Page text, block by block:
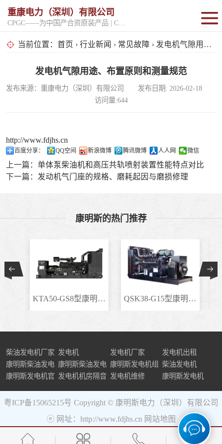
重康电力（深圳）有限公司
当前位置： 首页 › 行业新闻 › 常见故障 › 发电机气隙用途、布置原则和测量规范
发电机气隙用途、布置原则和测量规范
发布来源：重康电力（深圳）有限公司 发布日期: 2026-02-18
访问量:644
http://www.fdjhs.cn
百度分享： QQ空间 新浪微博 腾讯微博 人人网 微信
上一篇： 单体泵柴油机和高压共轨喷射装置性能特点对比
下一篇： 发动机气门座的规格、磨耗起因与磨损修理
康明斯的热门推荐
KTA50-GS8型康明斯柴.. QSK38-G15型康明斯柴..
柴油发电机厂家 发电机 发电机厂家
发电机出租
康明斯柴油发电
机组
康明斯柴油发电
机
康明斯发电机组 柴油发电机
康明斯发电机官 发电机机房隔音 发电机维修 康明斯发电机
粤ICP备15065215号 Copyright © 康明斯电力（深圳）有限公司
ⓔ 网址：http://www.fdjhs.cn 网站地图
固定开架式
超静音型
移动电站